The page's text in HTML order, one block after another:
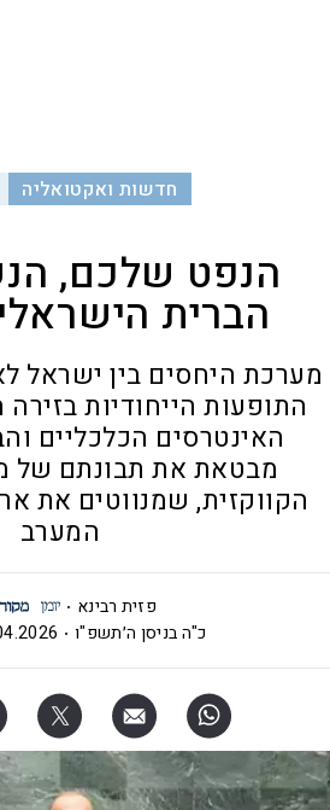
חדשות ואקטואליה
הנפט שלכם,
הברית
מערכת היחסים בין ישראל
התופעות הייחודיות
האינטרסים הכלכליים
מבטאת את תבונתם של
הקווקזית, שמנווטים את
המערב
פזית רבינא
כ"ה בניסן ה׳תשפ"ו
| 17:23